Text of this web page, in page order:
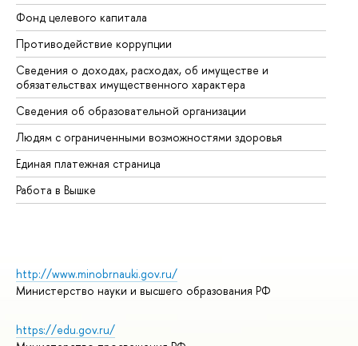
Фонд целевого капитала
Противодействие коррупции
Сведения о доходах, расходах, об имуществе и
обязательствах имущественного характера
Сведения об образовательной организации
Людям с ограниченными возможностями здоровья
Единая платежная страница
Работа в Вышке
http://www.minobrnauki.gov.ru/
Министерство науки и высшего образования РФ
https://edu.gov.ru/